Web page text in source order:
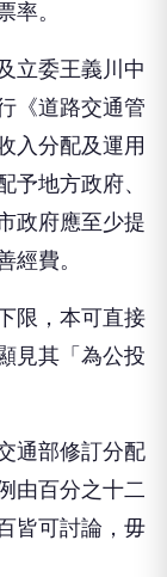
率。
立委王義川中
《道路交通管
入分配及運用
予地方政府、
政府應至少提
經費。
限，本可直接
見其「為公投
通部修訂分配
由百分之十二
皆可討論，毋